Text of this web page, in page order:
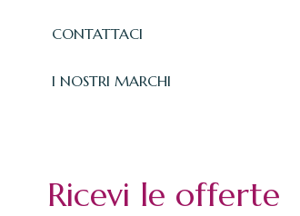
CONTATTACI
I NOSTRI MARCHI
Ricevi le offerte